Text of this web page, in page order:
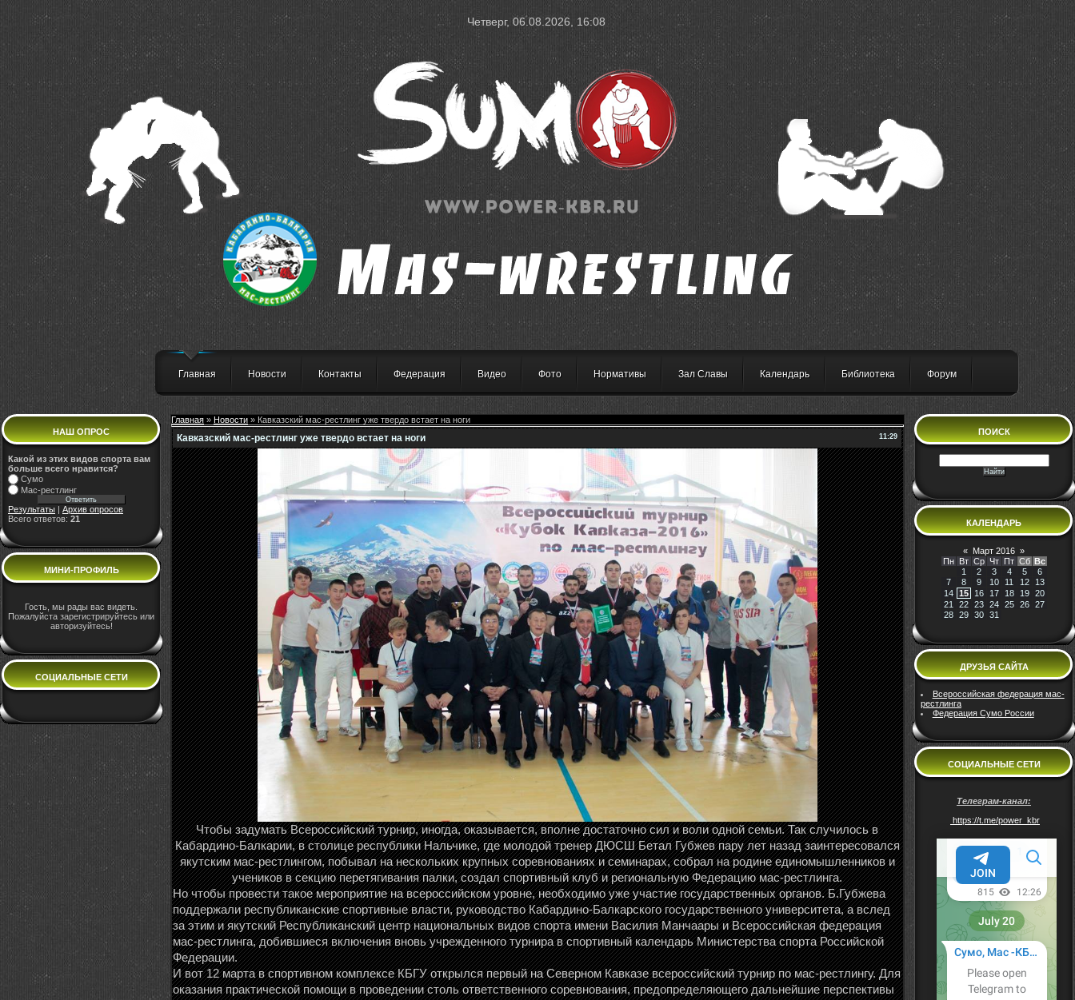
Четверг, 06.08.2026, 16:08
Главная Новости Контакты Федерация Видео Фото Нормативы Зал Славы Календарь Библиотека Форум
НАШ ОПРОС
Какой из этих видов спорта вам
больше всего нравится?
Сумо
Мас-рестлинг
Результаты
Архив опросов
Всего ответов: 21
МИНИ-ПРОФИЛЬ
Гость, мы рады вас видеть.
Пожалуйста зарегистрируйтесь или
авторизуйтесь!
СОЦИАЛЬНЫЕ СЕТИ
Главная » Новости » Кавказский мас-рестлинг уже твердо встает на ноги
11:29
Кавказский мас-рестлинг уже твердо встает на ноги
Чтобы задумать Всероссийский турнир, иногда, оказывается, вполне достаточно сил и воли одной семьи. Так случилось в
Кабардино-Балкарии, в столице республики Нальчике, где молодой тренер ДЮСШ Бетал Губжев пару лет назад заинтересовался
якутским мас-рестлингом, побывал на нескольких крупных соревнованиях и семинарах, собрал на родине единомышленников и
учеников в секцию перетягивания палки, создал спортивный клуб и региональную Федерацию мас-рестлинга.
Но чтобы провести такое мероприятие на всероссийском уровне, необходимо уже участие государственных органов. Б.Губжева
поддержали республиканские спортивные власти, руководство Кабардино-Балкарского государственного университета, а вслед
за этим и якутский Республиканский центр национальных видов спорта имени Василия Манчаары и Всероссийская федерация
мас-рестлинга, добившиеся включения вновь учрежденного турнира в спортивный календарь Министерства спорта Российской
Федерации.
И вот 12 марта в спортивном комплексе КБГУ открылся первый на Северном Кавказе всероссийский турнир по мас-рестлингу. Для
оказания практической помощи в проведении столь ответственного соревнования, предопределяющего дальнейшие перспективы
ПОИСК
КАЛЕНДАРЬ
« Март 2016 »
Пн
Вт Ср Чт Пт Сб Вс
1
2 3 4 5
6
7
8 9 10 11 12
13
14
15 16 17 18 19
20
21
22 23 24 25 26
27
28
29 30 31
ДРУЗЬЯ САЙТА
Всероссийская федерация мас-
рестлинга
Федерация Сумо России
СОЦИАЛЬНЫЕ СЕТИ
Телеграм-канал:
https://t.me/power_kbr